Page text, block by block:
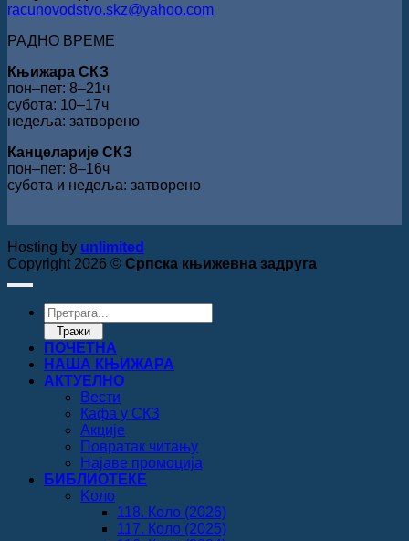
racunovodstvo.skz@yahoo.com
РАДНО ВРЕМЕ
Књижара СКЗ
пон‒пет: 8‒21ч
субота: 10‒17ч
недеља: затворено
Канцеларије СКЗ
пон‒пет: 8‒16ч
субота и недеља: затворено
Hosting by unlimited
Copyright 2026 © Српска књижевна задруга
Products
search
Тражи
ПОЧЕТНА
НАША КЊИЖАРА
АКТУЕЛНО
Вести
Кафа у СКЗ
Акције
Повратак читању
Најаве промоција
БИБЛИОТЕКЕ
Koло
118. Коло (2026)
117. Коло (2025)